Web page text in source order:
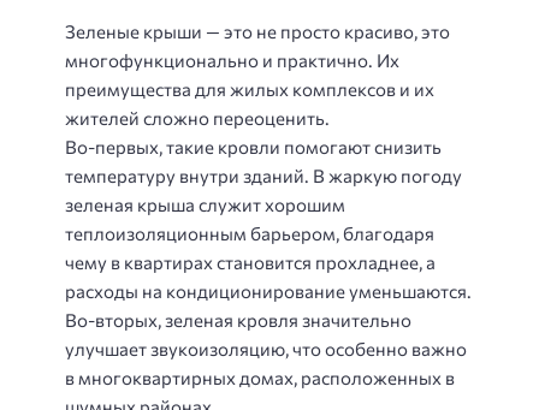
Зеленые крыши — это не просто красиво, это
многофункционально и практично. Их
преимущества для жилых комплексов и их
жителей сложно переоценить.
Во-первых, такие кровли помогают снизить
температуру внутри зданий. В жаркую погоду
зеленая крыша служит хорошим
теплоизоляционным барьером, благодаря
чему в квартирах становится прохладнее, а
расходы на кондиционирование уменьшаются.
Во-вторых, зеленая кровля значительно
улучшает звукоизоляцию, что особенно важно
в многоквартирных домах, расположенных в